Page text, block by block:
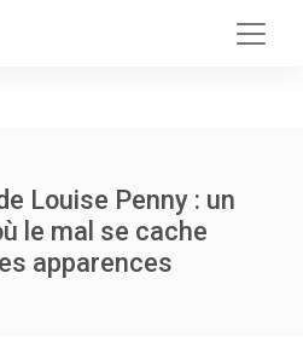
Louise Penny : un
le mal se cache
apparences